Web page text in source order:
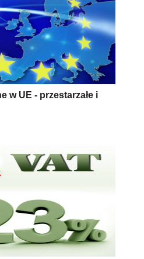
w UE - przestarzałe i